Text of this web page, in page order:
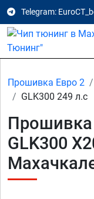
Telegram:
Прошивка Евро 2
GLK300 249 л.с
Прошивка
GLK300